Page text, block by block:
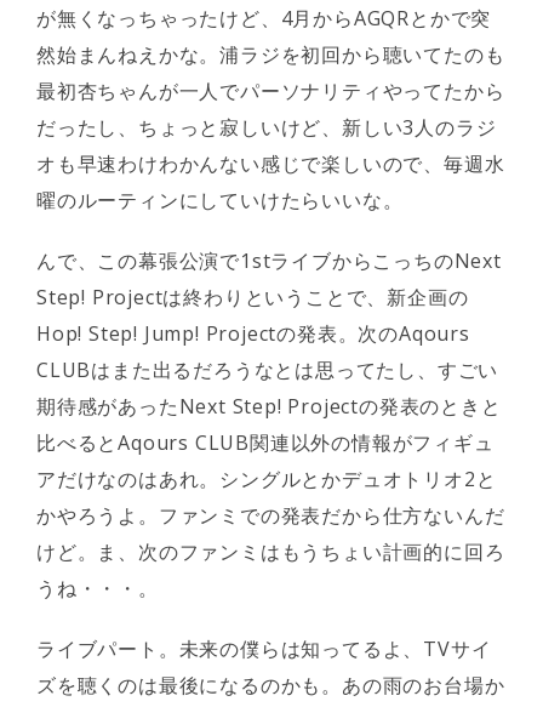
が無くなっちゃったけど、4月からAGQRとかで突
然始まんねえかな。浦ラジを初回から聴いてたのも
最初杏ちゃんが一人でパーソナリティやってたから
だったし、ちょっと寂しいけど、新しい3人のラジ
オも早速わけわかんない感じで楽しいので、毎週水
曜のルーティンにしていけたらいいな。
んで、この幕張公演で1stライブからこっちのNext
Step! Projectは終わりということで、新企画の
Hop! Step! Jump! Projectの発表。次のAqours
CLUBはまた出るだろうなとは思ってたし、すごい
期待感があったNext Step! Projectの発表のときと
比べるとAqours CLUB関連以外の情報がフィギュ
アだけなのはあれ。シングルとかデュオトリオ2と
かやろうよ。ファンミでの発表だから仕方ないんだ
けど。ま、次のファンミはもうちょい計画的に回ろ
うね・・・。
ライブパート。未来の僕らは知ってるよ、TVサイ
ズを聴くのは最後になるのかも。あの雨のお台場か